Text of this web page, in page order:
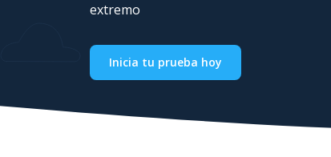
extremo
Inicia tu prueba hoy